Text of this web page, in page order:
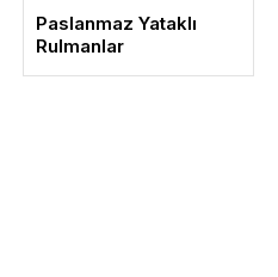
Paslanmaz Yataklı
Rulmanlar